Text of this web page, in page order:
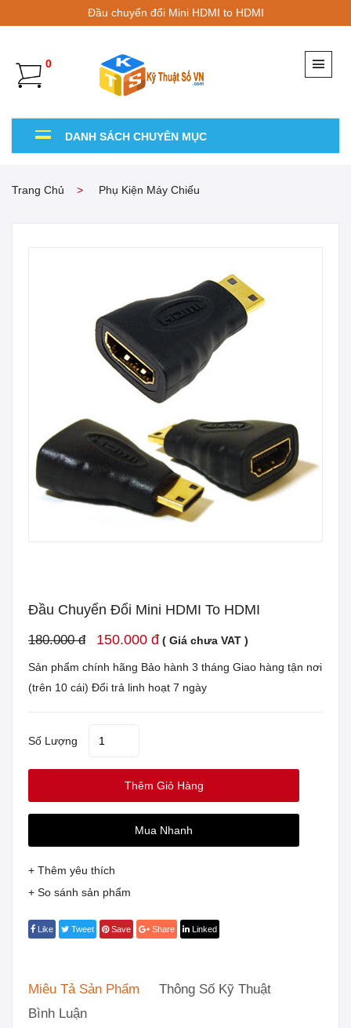
Đầu chuyển đổi Mini HDMI to HDMI
0
DANH SÁCH CHUYÊN MỤC
Trang Chủ Phụ Kiện Máy Chiếu
Đầu Chuyển Đổi Mini HDMI To HDMI
180.000 đ 150.000 đ ( Giá chưa VAT )
Sản phẩm chính hãng Bảo hành 3 tháng Giao hàng tận nơi
(trên 10 cái) Đổi trả linh hoạt 7 ngày
Số Lượng
Thêm Giỏ Hàng
Mua Nhanh
+ Thêm yêu thích
+ So sánh sản phẩm
Like Tweet Save Share Linked
Miêu Tả Sản Phẩm
Thông Số Kỹ Thuật
Bình Luận